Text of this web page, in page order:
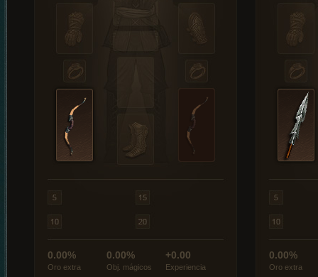
0.00%
Oro extra
0.00%
Obj. mágicos
+0.00
Experiencia
0.00%
Oro extra